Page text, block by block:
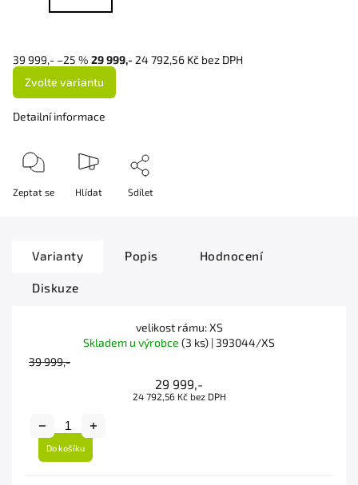
39 999,- –25 % 29 999,- 24 792,56 Kč bez DPH
Zvolte variantu
Detailní informace
Zeptat se Hlídat Sdílet
Varianty Popis Hodnocení
Diskuze
velikost rámu: XS
Skladem u výrobce (3 ks) | 393044/XS
39 999,-
29 999,-
24 792,56 Kč bez DPH
Do košíku